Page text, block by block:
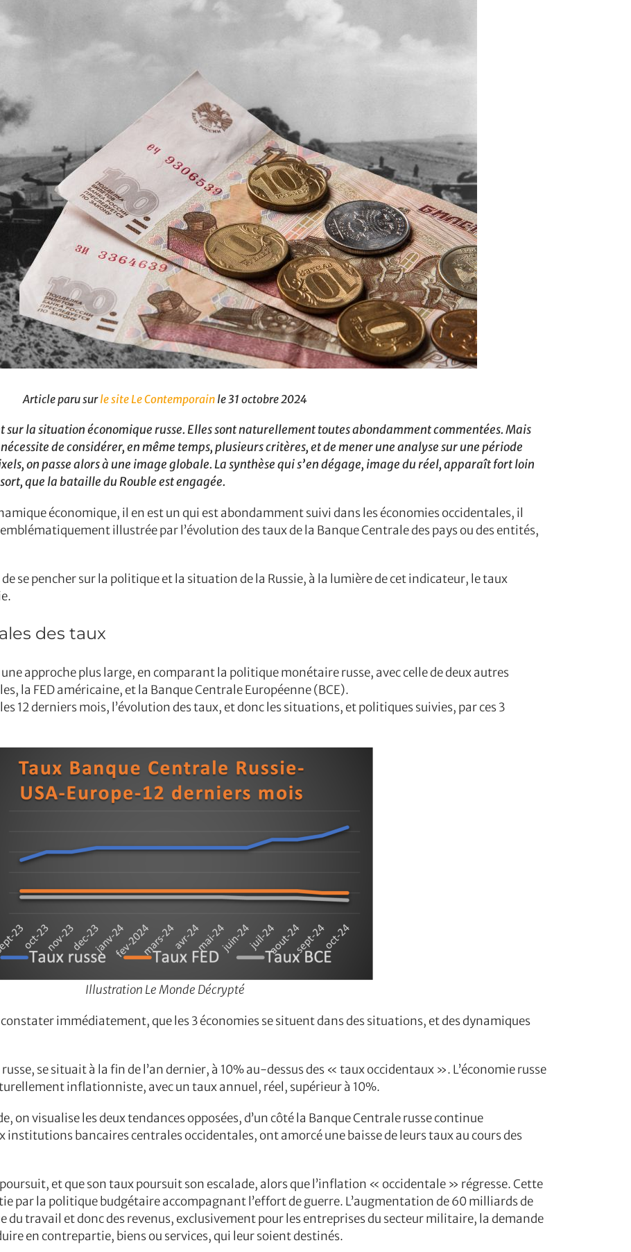
Article paru surle site Le Contemporain le 31 octobre 2024
sur la situation économique russe. Elles sont naturellement toutes abondamment commentées. Mais
de considérer, en même temps, plusieurs critères, et de mener une analyse sur une période
on passe alors à une image globale. La synthèse qui s’en dégage, image du réel, apparaît fort loin
que la bataille du Rouble est engagée.
économique, il en est un qui est abondamment suivi dans les économies occidentales, il
illustrée par l’évolution des taux de la Banque Centrale des pays ou des entités,
se pencher sur la politique et la situation de la Russie, à la lumière de cet indicateur, le taux
des taux
approche plus large, en comparant la politique monétaire russe, avec celle de deux autres
la FED américaine, et la Banque Centrale Européenne (BCE).
12 derniers mois, l’évolution des taux, et donc les situations, et politiques suivies, par ces 3
Illustration Le Monde Décrypté
immédiatement, que les 3 économies se situent dans des situations, et des dynamiques
se situait à la fin de l’an dernier, à 10% au-dessus des « taux occidentaux ». L’économie russe
inflationniste, avec un taux annuel, réel, supérieur à 10%.
on visualise les deux tendances opposées, d’un côté la Banque Centrale russe continue
institutions bancaires centrales occidentales, ont amorcé une baisse de leurs taux au cours des
et que son taux poursuit son escalade, alors que l’inflation « occidentale » régresse. Cette
par la politique budgétaire accompagnant l’effort de guerre. L’augmentation de 60 milliards de
du travail et donc des revenus, exclusivement pour les entreprises du secteur militaire, la demande
en contrepartie, biens ou services, qui leur soient destinés.